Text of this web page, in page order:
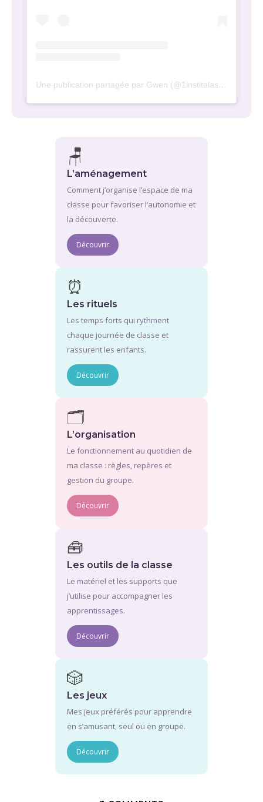
🪑
L’aménagement
Comment j’organise l’espace de ma
classe pour favoriser l’autonomie et
la découverte.
Découvrir
⏰
Les rituels
Les temps forts qui rythment
chaque journée de classe et
rassurent les enfants.
Découvrir
🗂️
L’organisation
Le fonctionnement au quotidien de
ma classe : règles, repères et
gestion du groupe.
Découvrir
🧰
Les outils de la classe
Le matériel et les supports que
j’utilise pour accompagner les
apprentissages.
Découvrir
🎲
Les jeux
Mes jeux préférés pour apprendre
en s’amusant, seul ou en groupe.
Découvrir